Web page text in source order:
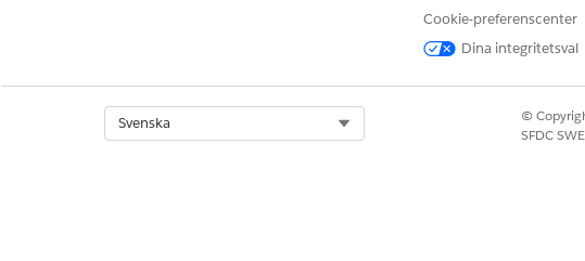
Referensåtgärd
Cookie-preferenscenter
Dina integritetsval
Svenska
©
SFDC